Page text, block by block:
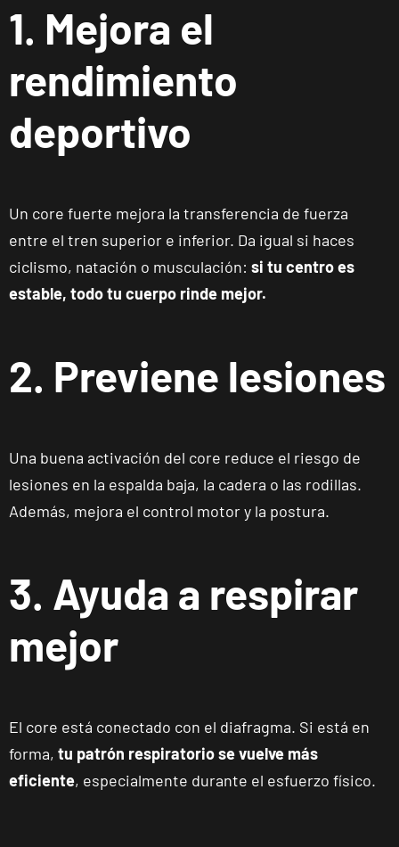
1. Mejora el
rendimiento
deportivo
Un core fuerte mejora la transferencia de fuerza
entre el tren superior e inferior. Da igual si haces
ciclismo, natación o musculación: si tu centro es
estable, todo tu cuerpo rinde mejor.
2. Previene lesiones
Una buena activación del core reduce el riesgo de
lesiones en la espalda baja, la cadera o las rodillas.
Además, mejora el control motor y la postura.
3. Ayuda a respirar
mejor
El core está conectado con el diafragma. Si está en
forma, tu patrón respiratorio se vuelve más
eficiente, especialmente durante el esfuerzo físico.